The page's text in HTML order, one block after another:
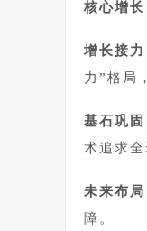
核心增长
增长接力
力”格局
基石巩固
术追求全
未来布局
障。